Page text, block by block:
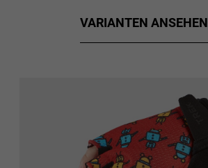
VARIANTEN ANSEHEN